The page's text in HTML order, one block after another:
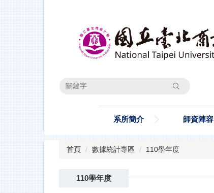
搜尋
系所簡介 師資陣容
首頁 數據統計專區 110學年度
110學年度